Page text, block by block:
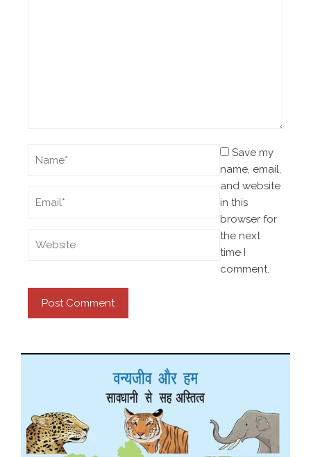
Save my
name, email,
and website
in this
browser for
the next
time I
comment.